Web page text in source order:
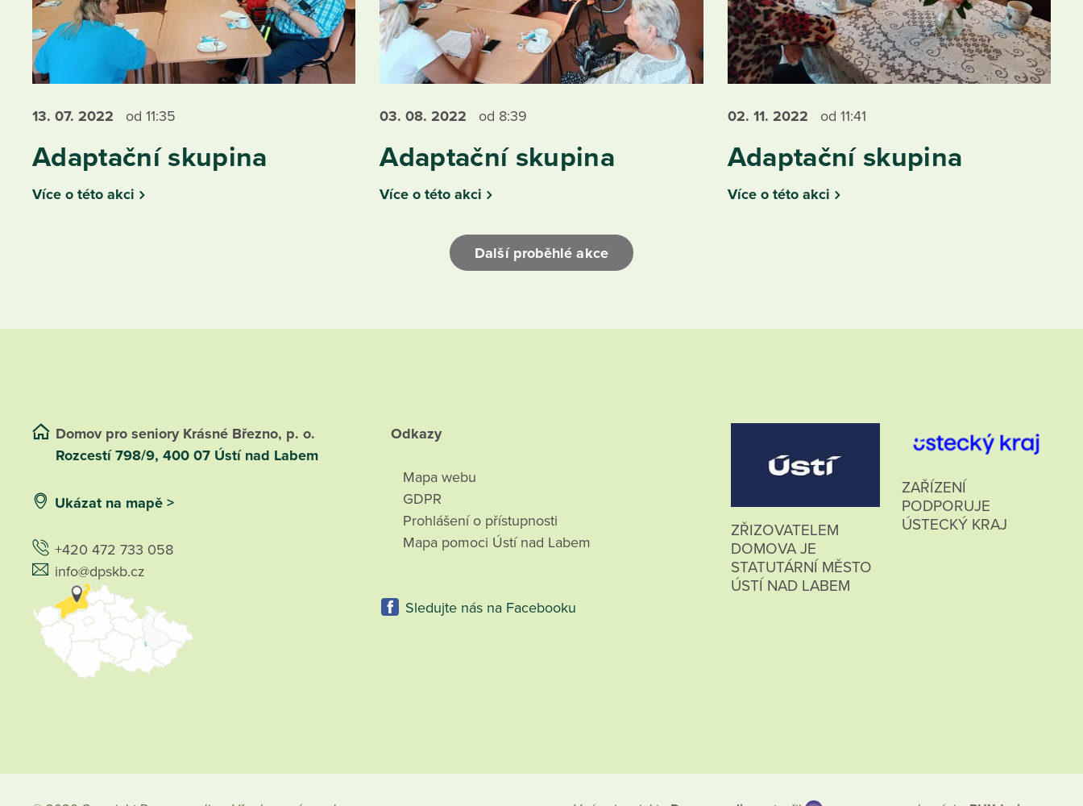
13. 07. 2022 od 11:35
Adaptační skupina
Více o této akci
03. 08.2022 od 8:39
Adaptační skupina
Více o této akci
02. 11. 2022 od 11:41
Adaptační skupina
Více o této akci
Další proběhlé akce
Domov pro seniory Krásné Březno, p. o.
Rozcestí 798/9, 400 07 Ústí nad Labem
Ukázat na mapě >
+420 472 733 058
info@dpskb.cz
Odkazy
Mapa webu
GDPR
Prohlášení o přístupnosti
Mapa pomoci Ústí nad Labem
Sledujte nás na Facebooku
ZŘIZOVATELEM
DOMOVA JE
STATUTÁRNÍ MĚSTO
ÚSTÍ NAD LABEM
ZAŘÍZENÍ
PODPORUJE
ÚSTECKÝ KRAJ